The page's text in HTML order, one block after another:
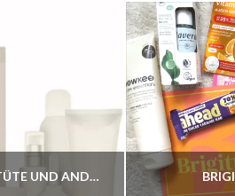
ASAM BEAUTY WUNDERTÜTE UND ANDERE BESTELLBAR